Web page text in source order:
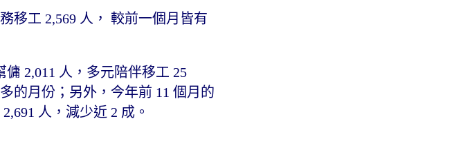
移工 2,569 人， 較前一個月皆有
2,011 人，多元陪伴移工 25
的月份；另外，今年前 11 個月的
人，減少近 2 成。